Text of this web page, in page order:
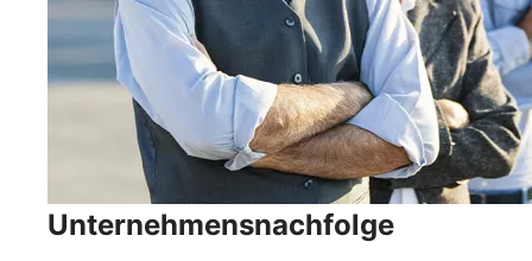
Unternehmensnachfolge